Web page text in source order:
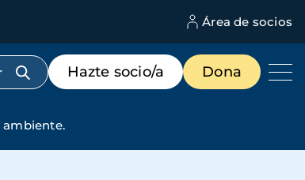
Área de socios
Menú
de
destacados
Hazte socio/a Dona
ambiente.